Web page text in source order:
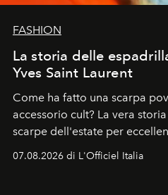
FASHION
La storia delle
Yves Saint Laurent
Come ha fatto una scarpa
accessorio cult? La vera
scarpe dell'estate per
07.08.2026 di L'Officiel Italia